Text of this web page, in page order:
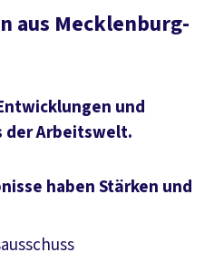
aus Mecklenburg-
und
der Arbeitswelt.
haben Stärken und